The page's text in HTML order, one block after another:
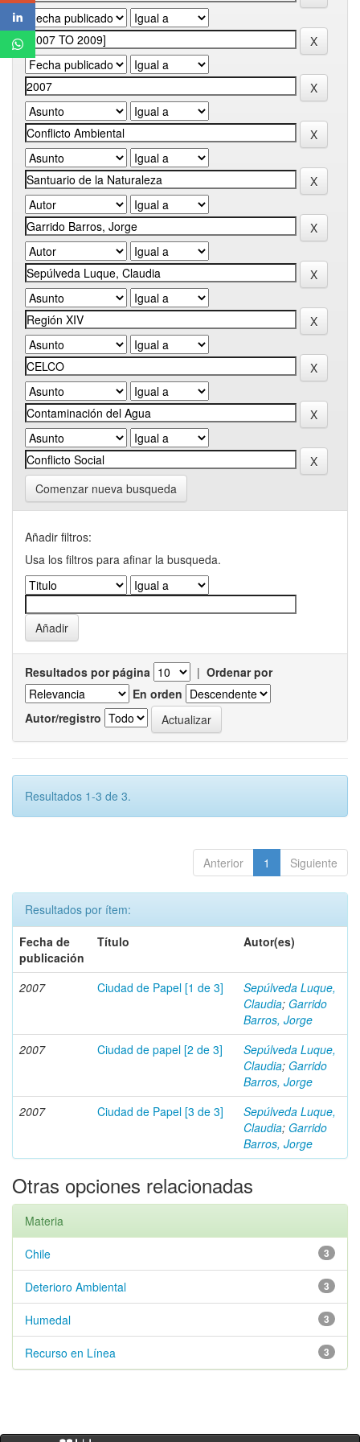
Comenzar nueva busqueda
Añadir filtros:
Usa los filtros para afinar la busqueda.
Resultados por página | Ordenar por
En orden
Autor/registro
Resultados 1-3 de 3.
Anterior 1 Siguiente
Resultados por ítem:
Fecha de
publicación
Título Autor(es)
2007 Ciudad de Papel [1 de 3]
Sepúlveda Luque,
Claudia; Garrido
Barros, Jorge
2007
Ciudad de papel [2 de 3]
Sepúlveda Luque,
Claudia; Garrido
Barros, Jorge
2007
Ciudad de Papel [3 de 3]
Sepúlveda Luque,
Claudia; Garrido
Barros, Jorge
Otras opciones relacionadas
Materia
3
Chile
3
Deterioro Ambiental
3
Humedal
3
Recurso en Línea